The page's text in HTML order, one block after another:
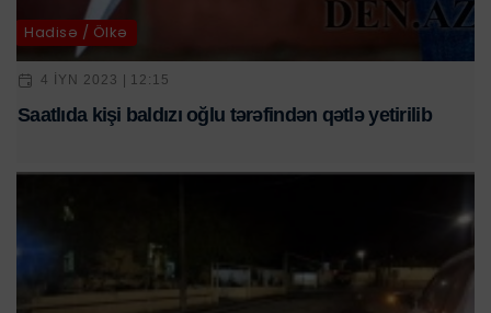
Hadisə / Ölkə
4 IYN 2023 | 12:15
Saatlıda kişi baldızı oğlu tərəfindən qətlə yetirilib